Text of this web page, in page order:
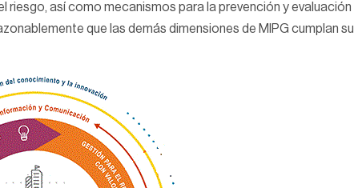
así como mecanismos para la prevención y evaluación
que las demás dimensiones de MIPG cumplan su